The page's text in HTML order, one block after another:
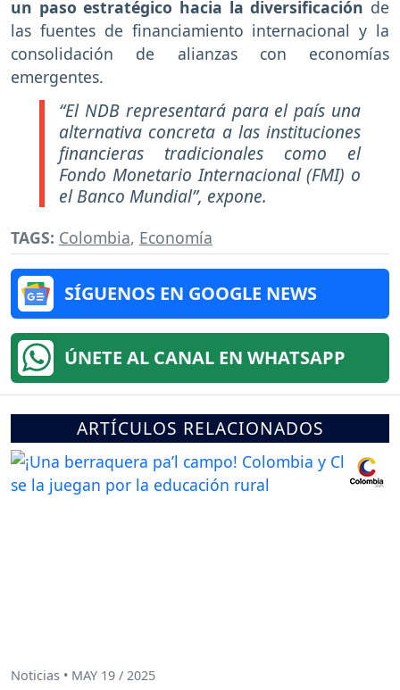
un paso estratégico hacia la diversificación de
las fuentes de financiamiento internacional y la
consolidación de alianzas con economías
emergentes.
“El NDB representará para el país una
alternativa concreta a las instituciones
financieras tradicionales como el
Fondo Monetario Internacional (FMI) o
el Banco Mundial”, expone.
TAGS: Colombia, Economía
SÍGUENOS EN GOOGLE NEWS
ÚNETE AL CANAL EN WHATSAPP
ARTÍCULOS RELACIONADOS
Noticias • MAY 19 / 2025